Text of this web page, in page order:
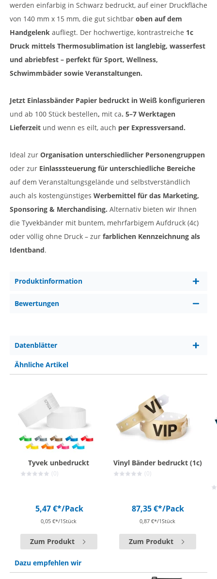
werden einfarbig in Schwarz bedruckt, auf einer Druckfläche
von 140 mm x 15 mm, die gut sichtbar oben auf dem
Handgelenk aufliegt. Der hochwertige, kontrastreiche 1c
Druck mittels Thermosublimation ist langlebig, wasserfest
und abriebfest – perfekt für Sport, Wellness,
Schwimmbäder sowie Veranstaltungen.
Jetzt Einlassbänder Papier bedruckt in Weiß konfigurieren
und ab 100 Stück bestellen, mit ca. 5–7 Werktagen
Lieferzeit und wenn es eilt, auch per Expressversand.
Ideal zur Organisation unterschiedlicher Personengruppen
oder zur Einlasssteuerung für unterschiedliche Bereiche
auf dem Veranstaltungsgelände und selbstverständlich
auch als kostengünstiges Werbemittel für das Marketing,
Sponsoring & Merchandising. Alternativ bieten wir Ihnen
die Tyvekbänder mit buntem, mehrfarbigem Aufdruck (4c)
oder völlig ohne Druck – zur farblichen Kennzeichnung als
Identband.
Produktinformation
Bewertungen
Datenblätter
Ähnliche Artikel
Tyvek unbedruckt
(0)
5,47 €*/Pack
0,05 €*/1Stück
Zum Produkt
Vinyl Bänder bedruckt (1c)
(0)
87,35 €*/Pack
0,87 €*/1Stück
Zum Produkt
Dazu empfehlen wir